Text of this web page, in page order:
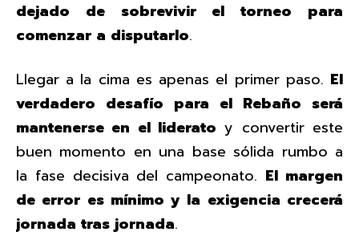
dejado de sobrevivir el torneo para
comenzar a disputarlo.
Llegar a la cima es apenas el primer paso. El
verdadero desafío para el Rebaño será
mantenerse en el liderato y convertir este
buen momento en una base sólida rumbo a
la fase decisiva del campeonato. El margen
de error es mínimo y la exigencia crecerá
jornada tras jornada.